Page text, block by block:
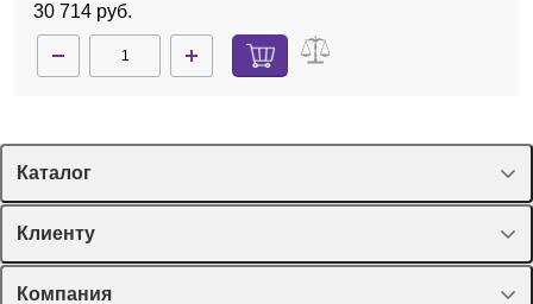
30 714 руб.
Каталог
Спецпредложения
Оборудование, приборы
Пластик, стекло, принадлежности
Клиенту
Лекторий Диаэм
Компания